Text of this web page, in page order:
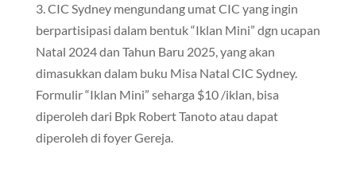
3. CIC Sydney mengundang umat CIC yang ingin
berpartisipasi dalam bentuk “Iklan Mini” dgn ucapan
Natal 2024 dan Tahun Baru 2025, yang akan
dimasukkan dalam buku Misa Natal CIC Sydney.
Formulir “Iklan Mini” seharga $10 /iklan, bisa
diperoleh dari Bpk Robert Tanoto atau dapat
diperoleh di foyer Gereja.